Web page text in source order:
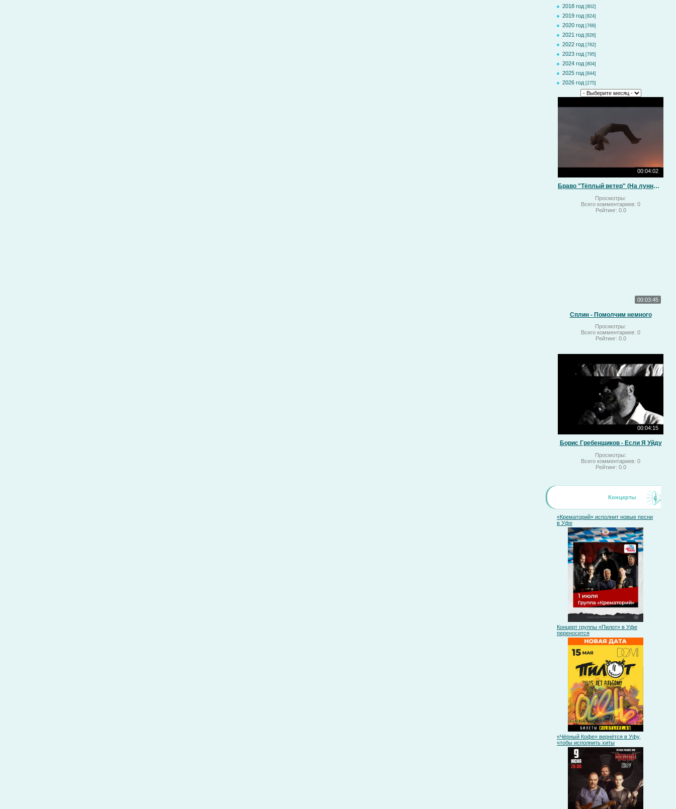
2018 год [802]
2019 год [824]
2020 год [768]
2021 год [826]
2022 год [782]
2023 год [795]
2024 год [804]
2025 год [844]
2026 год [275]
00:04:02
Браво "Тёплый ветер" (На лунный свет)
Просмотры:
Всего комментариев: 0
Рейтинг: 0.0
00:03:45
Сплин - Помолчим немного
Просмотры:
Всего комментариев: 0
Рейтинг: 0.0
00:04:15
Борис Гребенщиков - Если Я Уйду
Просмотры:
Всего комментариев: 0
Рейтинг: 0.0
Концерты
«Крематорий» исполнит новые песни
в Уфе
Концерт группы «Пилот» в Уфе
переносится
«Чёрный Кофе» вернётся в Уфу,
чтобы исполнить хиты